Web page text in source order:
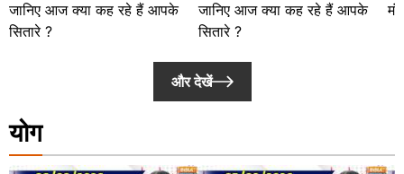
जानिए आज क्या कह रहे हैं आपके
सितारे ?
जानिए आज क्या कह रहे हैं आपके
सितारे ?
और देखें
योग